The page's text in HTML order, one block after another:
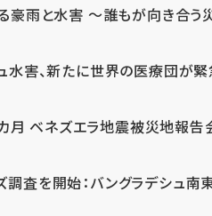
る豪雨と水害 ～誰もが向き合う
ュ水害、新たに世界の医療団が
月 ベネズエラ地震被災地報告
査を開始：バングラデシュ南